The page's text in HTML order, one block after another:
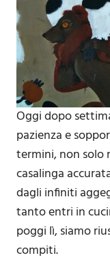
Oggi dopo
pazienza e
termini, non solo
casalinga
dagli infiniti
tanto entri in
poggi lì, siamo
compiti.